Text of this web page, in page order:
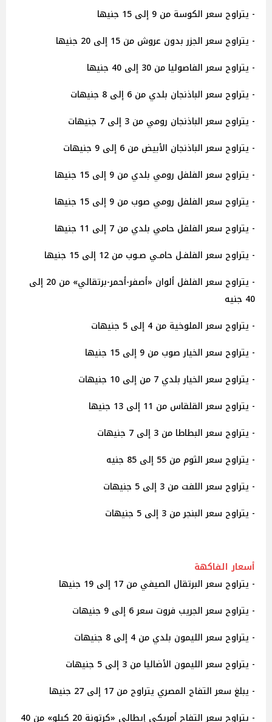
- يتراوح سعر الكوسة من 9 إلى 15 جنيها
- يتراوح سعر الجزر بدون عروش من 15 إلى 20 جنيها
- يتراوح سعر الفاصوليا من 30 إلى 40 جنيها
- يتراوح سعر الباذنجان بلدي من 6 إلى 8 جنيهات
- يتراوح سعر الباذنجان رومي من 3 إلى 7 جنيهات
- يتراوح سعر الباذنجان الأبيض من 6 إلى 9 جنيهات
- يتراوح سعر الفلفل رومي بلدي من 9 إلى 15 جنيها
- يتراوح سعر الفلفل رومي صوب من 9 إلى 15 جنيها
- يتراوح سعر الفلفل حامي بلدي من 7 إلى 11 جنيها
- يتراوح سعر الفلفـل حامـي صـوب من 12 إلى 15 جنيها
- يتراوح سعر الفلفل ألوان «أصفر-أحمر-برتقالي» من 20 إلى
40 جنيه
- يتراوح سعر الملوخية من 4 إلى 5 جنيهات
- يتراوح سعر الخيار صوب من 9 إلى 15 جنيها
- يتراوح سعر الخيار بلدي 7 من إلى 10 جنيهات
- يتراوح سعر القلقاس من 11 إلى 13 جنيها
- يتراوح سعر البطاطا من 3 إلى 7 جنيهات
- يتراوح سعر الثوم من 55 إلى 85 جنيه
- يتراوح سعر اللفت من 3 إلى 5 جنيهات
- يتراوح سعر البنجر من 3 إلى 5 جنيهات
أسعار الفاكهة
- يتراوح سعر البرتقال الصيفي من 17 إلى 19 جنيها
- يتراوح سعر الجريب فروت سعر 6 إلى 9 جنيهات
- يتراوح سعر الليمون بلدي من 4 إلى 8 جنيهات
- يتراوح سعر الليمون الأضاليا من 3 إلى 5 جنيهات
- يبلغ سعر التفاح المصري يتراوح من 17 إلى 27 جنيها
- يتراوح سعر التفاح أمريكي إيطالي «كرتونة 20 كيلو» من 40